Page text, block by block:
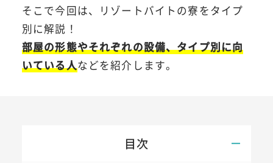
そこで今回は、リゾートバイトの寮をタイプ
別に解説！
部屋の形態やそれぞれの設備、タイプ別に向
いている人などを紹介します。
目次